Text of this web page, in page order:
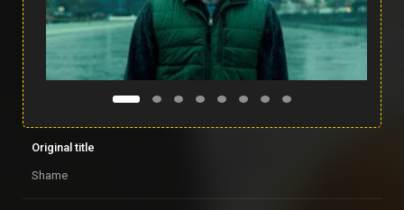
Original title
Shame